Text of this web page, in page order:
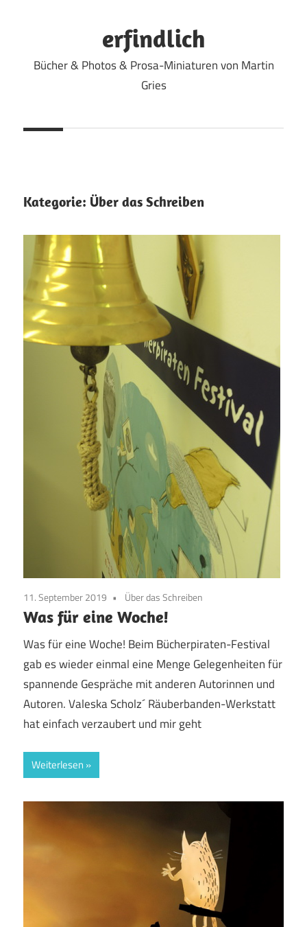
erfindlich
Bücher & Photos & Prosa-Miniaturen von Martin
Gries
Kategorie: Über das Schreiben
11. September 2019 Über das Schreiben
Was für eine Woche!
Was für eine Woche! Beim Bücherpiraten-Festival
gab es wieder einmal eine Menge Gelegenheiten für
spannende Gespräche mit anderen Autorinnen und
Autoren. Valeska Scholz´ Räuberbanden-Werkstatt
hat einfach verzaubert und mir geht
Weiterlesen